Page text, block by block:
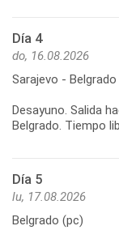
Día 4
do, 16.08.2026
Sarajevo -
Desayuno. Salida
Día 5
lu, 17.08.2026
Belgrado (pc)